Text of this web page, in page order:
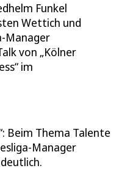
Funkel
Wettich und
Manager
von „Kölner
im
Beim Thema Talente
Manager